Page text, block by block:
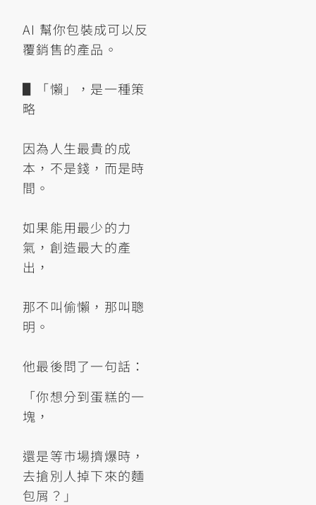
AI 幫你包裝成可以反
覆銷售的產品。
▋「懶」，是一種策
略
因為人生最貴的成
本，不是錢，而是時
間。
如果能用最少的力
氣，創造最大的產
出，
那不叫偷懶，那叫聰
明。
他最後問了一句話：
「你想分到蛋糕的一
塊，
還是等市場擠爆時，
去搶別人掉下來的麵
包屑？」